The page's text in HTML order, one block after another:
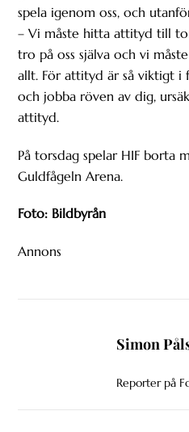
spela igenom oss, och
– Vi måste hitta attityd till
tro på oss själva och vi
allt. För attityd är så viktigt i
och jobba röven av dig,
attityd.
På torsdag spelar HIF borta
Guldfågeln Arena.
Foto: Bildbyrån
Annons
Simon
Reporter på